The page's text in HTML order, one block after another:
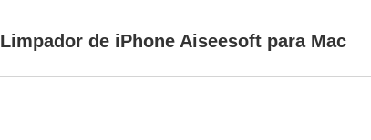
Limpador de iPhone Aiseesoft para Mac